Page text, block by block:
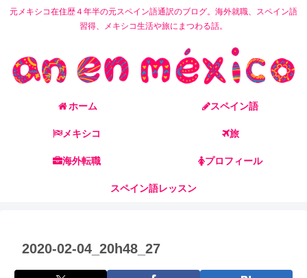
元メキシコ在住歴４年半の元スペイン語通訳のブログ。海外就職、スペイン語
習得、メキシコ生活や旅にまつわる話。
ホーム スペイン語
メキシコ 旅
海外転職 プロフィール
スペイン語レッスン
2020-02-04_20h48_27